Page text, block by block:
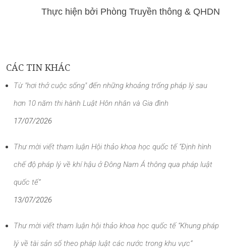
Thực hiện bởi Phòng Truyền thông & QHDN
CÁC TIN KHÁC
Từ "hơi thở cuộc sống" đến những khoảng trống pháp lý sau
hơn 10 năm thi hành Luật Hôn nhân và Gia đình
17/07/2026
Thư mời viết tham luận Hội thảo khoa học quốc tế “Định hình
chế độ pháp lý về khí hậu ở Đông Nam Á thông qua pháp luật
quốc tế”
13/07/2026
Thư mời viết tham luận hội thảo khoa học quốc tế “Khung pháp
lý về tài sản số theo pháp luật các nước trong khu vực”